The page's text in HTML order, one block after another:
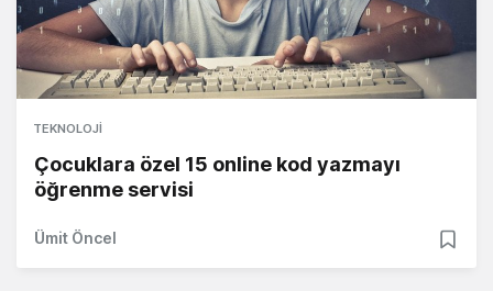
TEKNOLOJI
Çocuklara özel 15 online kod yazmayı
öğrenme servisi
Ümit Öncel